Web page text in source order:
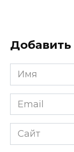
Имя
Email
*
Сайт